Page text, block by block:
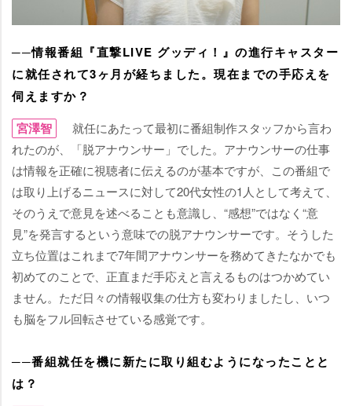
──情報番組『直撃LIVE グッディ！』の進行キャスター
に就任されて3ヶ月が経ちました。現在までの手応えを
伺えますか？
宮澤智
就任にあたって最初に番組制作スタッフから言わ
れたのが、「脱アナウンサー」でした。アナウンサーの仕事
は情報を正確に視聴者に伝えるのが基本ですが、この番組で
は取り上げるニュースに対して20代女性の1人として考えて、
そのうえで意見を述べることも意識し、“感想”ではなく“意
見”を発言するという意味での脱アナウンサーです。そうした
立ち位置はこれまで7年間アナウンサーを務めてきたなかでも
初めてのことで、正直まだ手応えと言えるものはつかめてい
ません。ただ日々の情報収集の仕方も変わりましたし、いつ
も脳をフル回転させている感覚です。
──番組就任を機に新たに取り組むようになったことと
は？